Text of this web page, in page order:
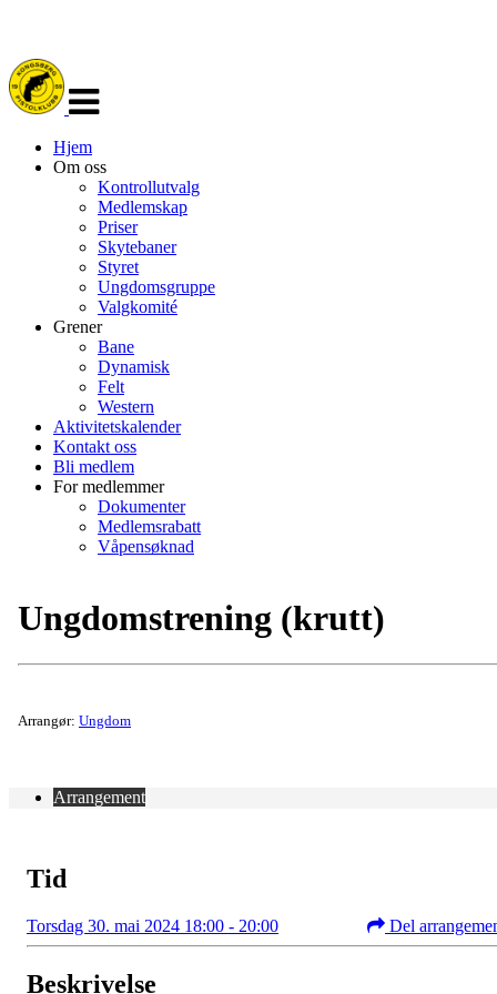
navigasjon
Hjem
Om oss
Kontrollutvalg
Medlemskap
Priser
Skytebaner
Styret
Ungdomsgruppe
Valgkomité
Grener
Bane
Dynamisk
Felt
Western
Aktivitetskalender
Kontakt oss
Bli medlem
For medlemmer
Dokumenter
Medlemsrabatt
Våpensøknad
Ungdomstrening (krutt)
Arrangør: Ungdom
Arrangement
Tid
Torsdag 30. mai 2024 18:00 - 20:00 Del
Beskrivelse